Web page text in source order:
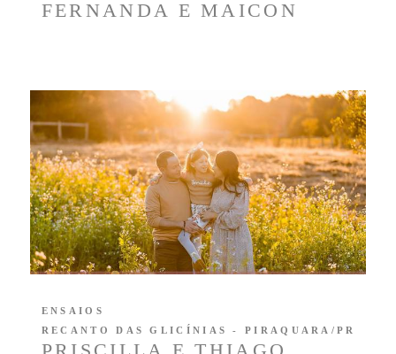
FERNANDA E MAICON
ENSAIOS
RECANTO DAS GLICÍNIAS - PIRAQUARA/PR